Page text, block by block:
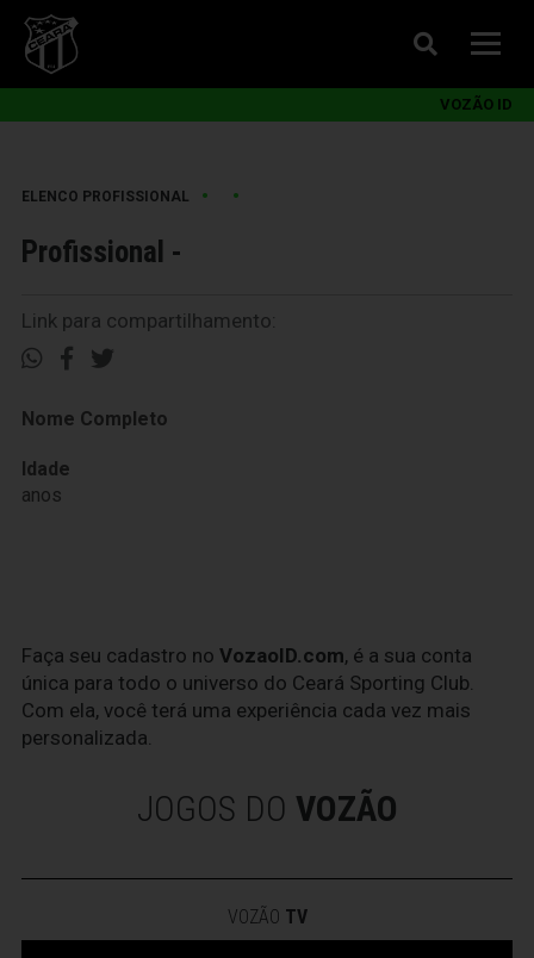
VOZÃO ID
ELENCO PROFISSIONAL • •
Profissional -
Link para compartilhamento:
Nome Completo
Idade
anos
Faça seu cadastro no VozaoID.com, é a sua conta
única para todo o universo do Ceará Sporting Club.
Com ela, você terá uma experiência cada vez mais
personalizada.
JOGOS DO VOZÃO
VOZÃO TV